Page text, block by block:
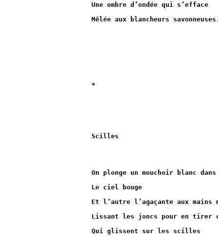
Une ombre d’ondée qui s’efface
Mêlée aux blancheurs
*
Scilles
On plonge un mouchoir blanc
Le ciel bouge
Et l’autre l’agaçante aux mains
Lissant les joncs pour en tirer
Qui glissent sur les scilles